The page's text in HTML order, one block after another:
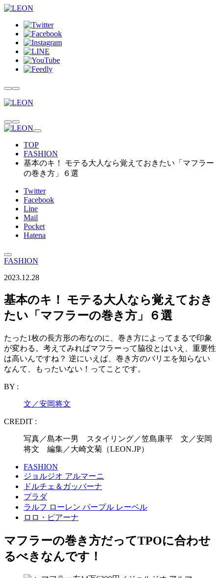
TOP
FASHION
基本のキ！ モテる大人なら覚えておきたい「マフラー
の巻き方」６選
Twitter
Facebook
Line
Mail
Pocket
Hatena
FASHION
2023.12.28
基本のキ！ モテる大人なら覚えておき
たい「マフラーの巻き方」６選
たった1枚の長方形の布なのに、巻き方によってまるで印象
が変わる。考えてみればマフラーって脇役とはいえ、重要性
は高いんですね？ 逆にいえば、巻き方のバリエを知らない
なんて、もったいない！ってことです。
BY :
文／安岡将文
CREDIT :
写真／島本一男 スタイリング／笠島康平 文／安岡
将文 編集／大崎文菊（LEON.JP）
FASHION
ジョルジオ アルマーニ
ドルチェ＆ガッバーナ
プラダ
ラルフ ローレン パープル レーベル
ロロ・ピアーナ
マフラーの巻き方だってTPOに合わせ
るべきなんです！